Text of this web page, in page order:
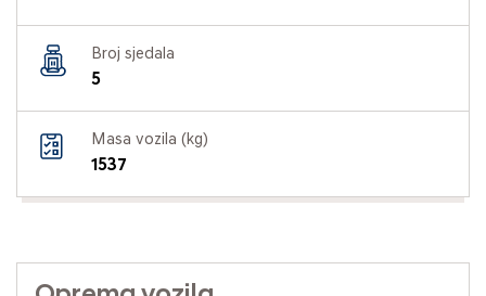
Broj sjedala
5
Masa vozila (kg)
1537